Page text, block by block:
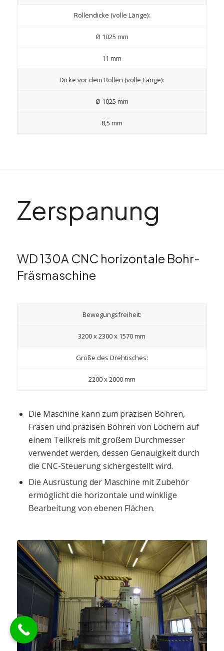
Rollendicke (volle Länge):
Ø 1025 mm
11 mm
Dicke vor dem Rollen (volle Länge):
Ø 1025 mm
8,5 mm
Zerspanung
WD 130A CNC horizontale Bohr-
Fräsmaschine
Bewegungsfreiheit:
3200 x 2300 x 1570 mm
Größe des Drehtisches:
2200 x 2000 mm
Die Maschine kann zum präzisen Bohren,
Fräsen und präzisen Bohren von Löchern auf
einem Teilkreis mit großem Durchmesser
verwendet werden, dessen Genauigkeit durch
die CNC-Steuerung sichergestellt wird.
Die Ausrüstung der Maschine mit Zubehör
ermöglicht die horizontale und winklige
Bearbeitung von ebenen Flächen.